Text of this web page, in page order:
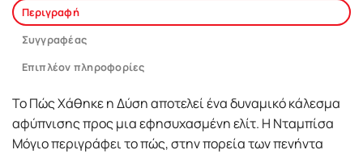
Περιγραφή
Συγγραφέας
Επιπλέον πληροφορίες
Το Πώς Χάθηκε η Δύση αποτελεί ένα δυναμικό κάλεσμα
αφύπνισης προς μια εφησυχασμένη ελίτ. Η Νταμπίσα
Μόγιο περιγράφει το πώς, στην πορεία των πενήντα